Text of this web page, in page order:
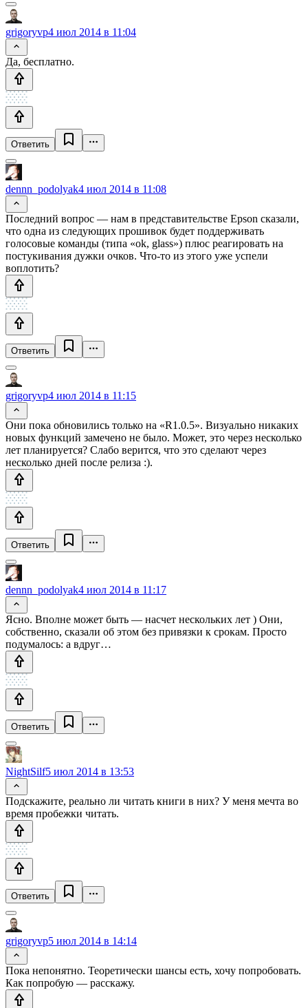
grigoryvp4 июл 2014 в 11:04
Да, бесплатно.
Ответить
dennn_podolyak4 июл 2014 в 11:08
Последний вопрос — нам в представительстве Epson сказали,
что одна из следующих прошивок будет поддерживать
голосовые команды (типа «ok, glass») плюс реагировать на
постукивания дужки очков. Что-то из этого уже успели
воплотить?
Ответить
grigoryvp4 июл 2014 в 11:15
Они пока обновились только на «R1.0.5». Визуально никаких
новых функций замечено не было. Может, это через несколько
лет планируется? Слабо верится, что это сделают через
несколько дней после релиза :).
Ответить
dennn_podolyak4 июл 2014 в 11:17
Ясно. Вполне может быть — насчет нескольких лет ) Они,
собственно, сказали об этом без привязки к срокам. Просто
подумалось: а вдруг…
Ответить
NightSilf5 июл 2014 в 13:53
Подскажите, реально ли читать книги в них? У меня мечта во
время пробежки читать.
Ответить
grigoryvp5 июл 2014 в 14:14
Пока непонятно. Теоретически шансы есть, хочу попробовать.
Как попробую — расскажу.